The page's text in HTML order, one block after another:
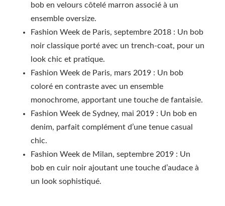
bob en velours côtelé marron associé à un
ensemble oversize.
Fashion Week de Paris, septembre 2018 : Un bob
noir classique porté avec un trench-coat, pour un
look chic et pratique.
Fashion Week de Paris, mars 2019 : Un bob
coloré en contraste avec un ensemble
monochrome, apportant une touche de fantaisie.
Fashion Week de Sydney, mai 2019 : Un bob en
denim, parfait complément d’une tenue casual
chic.
Fashion Week de Milan, septembre 2019 : Un
bob en cuir noir ajoutant une touche d’audace à
un look sophistiqué.